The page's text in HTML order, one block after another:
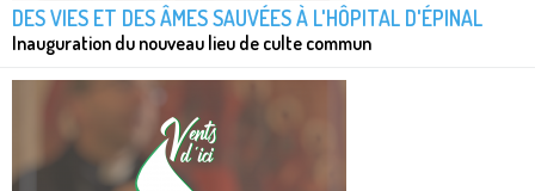
DES VIES ET DES ÂMES SAUVÉES À L'HÔPITAL D'ÉPINAL
Inauguration du nouveau lieu de culte commun